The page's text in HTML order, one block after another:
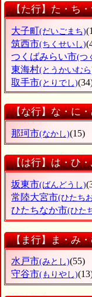
【た行】た・ち
大子町(だいごまち)
筑西市(ちくせいし)
つくばみらい市(つ
東海村(とうかいむ
取手市(とりでし)
【な行】な・に
那珂市(なかし)
【は行】は・ひ
坂東市(ばんどうし)
常陸大宮市(ひたち
ひたちなか市(ひた
【ま行】ま・み
水戸市(みとし)
守谷市(もりやし)